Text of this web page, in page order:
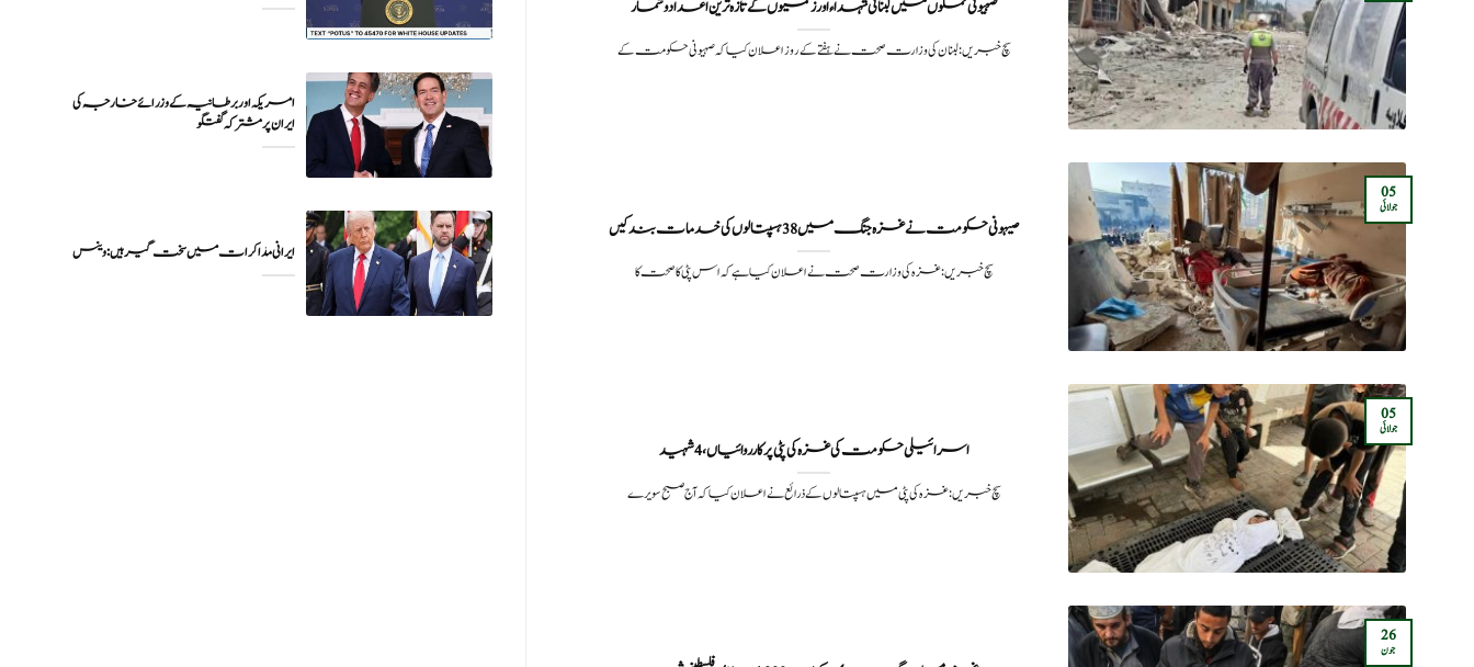
صہیونی حملوں میں لبنانی شہداء اور زخمیوں کے تازہ ترین اعداد و شمار
سچ خبریں:لبنان کی وزارت صحت نے ہفتے کے روز اعلان کیا کہ صہیونی حکومت کے
صیہونی حکومت نے غزہ جنگ میں 38 ہسپتالوں کی خدمات بند کیں
سچ خبریں: غزہ کی وزارت صحت نے اعلان کیا ہے کہ اس پٹی کا صحت کا
05
جولائی
اسرائیلی حکومت کی غزہ کی پٹی پر کارروائیاں، 4 شہید
سچ خبریں: غزہ کی پٹی میں ہسپتالوں کے ذرائع نے اعلان کیا کہ آج صبح سویرے
05
جولائی
26
جون
امریکہ اور برطانیہ کے وزرائے خارجہ کی
ایران پر مشترکہ گفتگو
ایرانی مذاکرات میں سخت گیر ہیں: وینس